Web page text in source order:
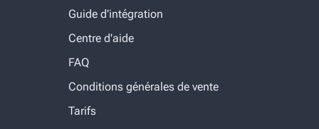
Guide d'intégration
Centre d'aide
FAQ
Conditions générales de vente
Tarifs